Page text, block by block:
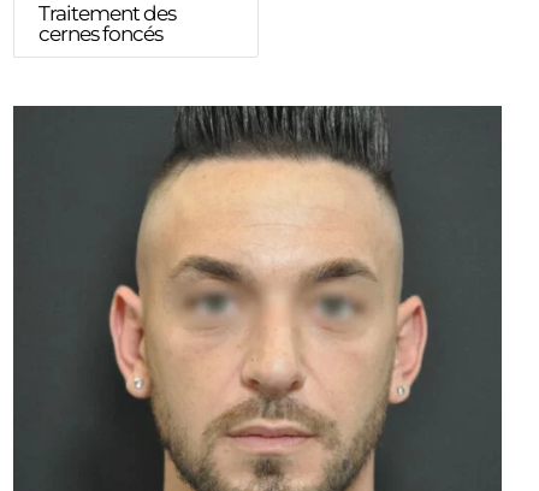
Traitement des
cernes foncés